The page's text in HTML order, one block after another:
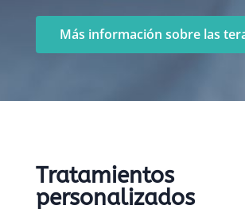
Más información sobre las
Tratamientos
personalizados